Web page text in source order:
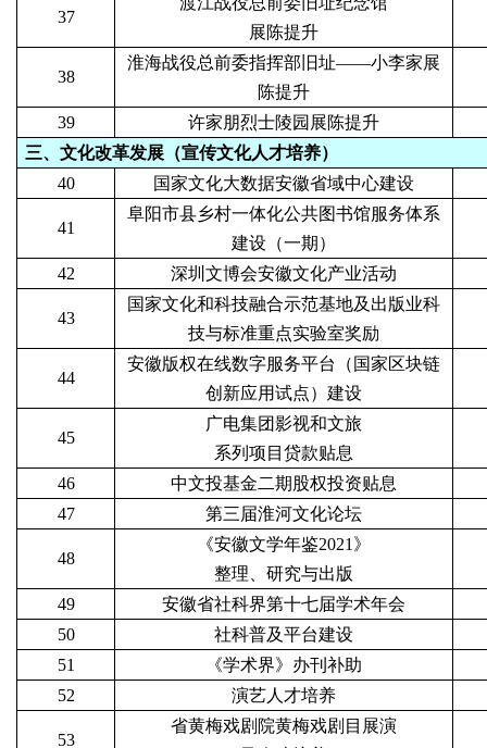
37
展陈提升
38
淮海战役总前委指挥部旧址——小李家展
陈提升
39
许家朋烈士陵园展陈提升
三、文化改革发展（宣传文化人才培养）
40
国家文化大数据安徽省域中心建设
41
阜阳市县乡村一体化公共图书馆服务体系
建设（一期）
42
深圳文博会安徽文化产业活动
43
国家文化和科技融合示范基地及出版业科
技与标准重点实验室奖励
44
安徽版权在线数字服务平台（国家区块链
创新应用试点）建设
45
广电集团影视和文旅
系列项目贷款贴息
46
中文投基金二期股权投资贴息
47
第三届淮河文化论坛
48
《安徽文学年鉴2021》
整理、研究与出版
49
安徽省社科界第十七届学术年会
50
社科普及平台建设
51
《学术界》办刊补助
52
演艺人才培养
53
省黄梅戏剧院黄梅戏剧目展演